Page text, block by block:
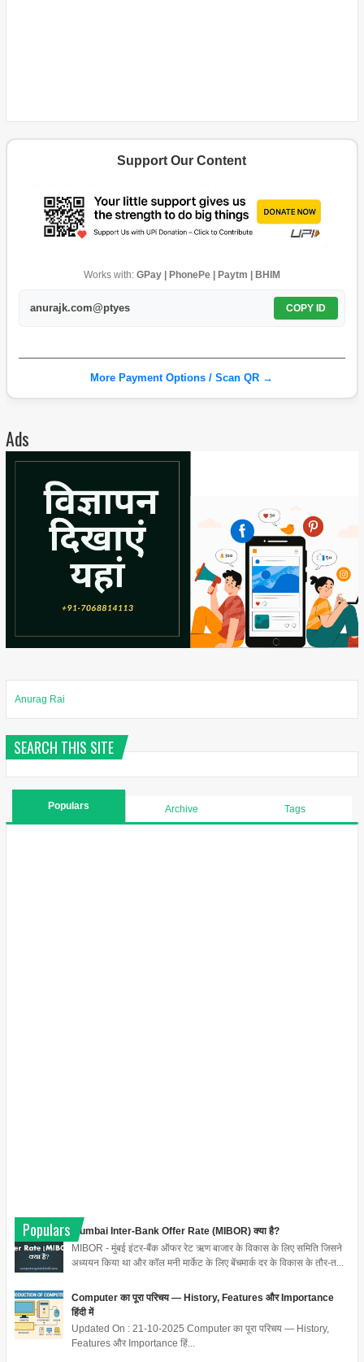
Support Our Content
Works with: GPay | PhonePe | Paytm | BHIM
anurajk.com@ptyes COPY ID
More Payment Options / Scan QR →
Ads
Anurag Rai
SEARCH THIS SITE
Populars Archive Tags
Populars
Mumbai Inter-Bank Offer Rate (MIBOR) क्या है?
MIBOR - मुंबई इंटर-बैंक ऑफर रेट ऋण बाजार के विकास के लिए समिति जिसने
अध्ययन किया था और कॉल मनी मार्केट के लिए बेंचमार्क दर के विकास के तौर-त...
Computer का पूरा परिचय — History, Features और Importance
हिंदी में
Updated On : 21-10-2025 Computer का पूरा परिचय — History,
Features और Importance हिं...